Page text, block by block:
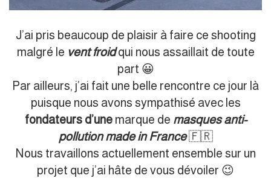
J’ai pris beaucoup de plaisir à faire ce shooting
malgré le vent froidqui nous assaillait de toute
part 😀
Par ailleurs, j’ai fait une belle rencontre ce jour là
puisque nous avons sympathisé avec les
fondateurs d’une marque de masques anti-
pollution made in France🇫🇷
Nous travaillons actuellement ensemble sur un
projet que j’ai hâte de vous dévoiler 😉